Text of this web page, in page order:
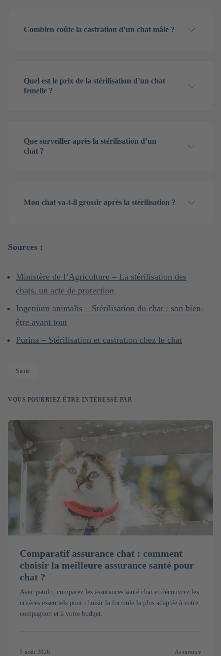
Combien coûte la castration d’un chat mâle ?
Quel est le prix de la stérilisation d’un chat
femelle ?
Que surveiller après la stérilisation d’un
chat ?
Mon chat va-t-il grossir après la stérilisation ?
Sources :
Ministère de l’Agriculture – La stérilisation des
chats, un acte de protection
Ingenium animalis – Stérilisation du chat : son bien-
être avant tout
Purina – Stérilisation et castration chez le chat
Santé
VOUS POURRIEZ ÊTRE INTÉRESSÉ PAR
Comparatif assurance chat : comment
choisir la meilleure assurance santé pour
chat ?
Avec patolo, comparez les assurances santé chat et découvrez les
critères essentiels pour choisir la formule la plus adaptée à votre
compagnon et à votre budget.
5 août 2026 Assurance